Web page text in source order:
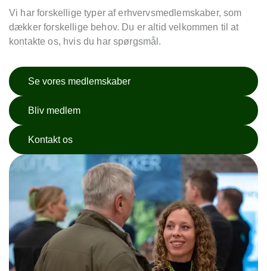
Vi har forskellige typer af erhvervsmedlemskaber, som
dækker forskellige behov. Du er altid velkommen til at
kontakte os, hvis du har spørgsmål.
Se vores medlemskaber
Bliv medlem
Kontakt os